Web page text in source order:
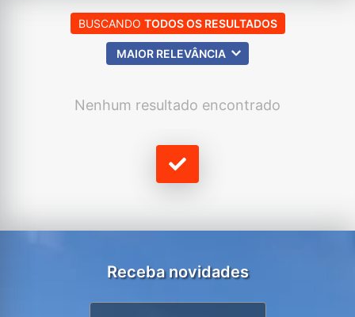
BUSCANDO TODOS OS RESULTADOS
MAIOR RELEVÂNCIA
Nenhum resultado encontrado
Receba novidades